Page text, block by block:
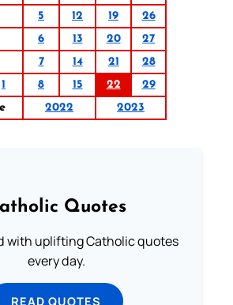
5 12 19
26
6 13 20
27
7 14 21
28
1 8 15 22
29
2022 2023
Quotes
with uplifting Catholic quotes
every day.
READ QUOTES